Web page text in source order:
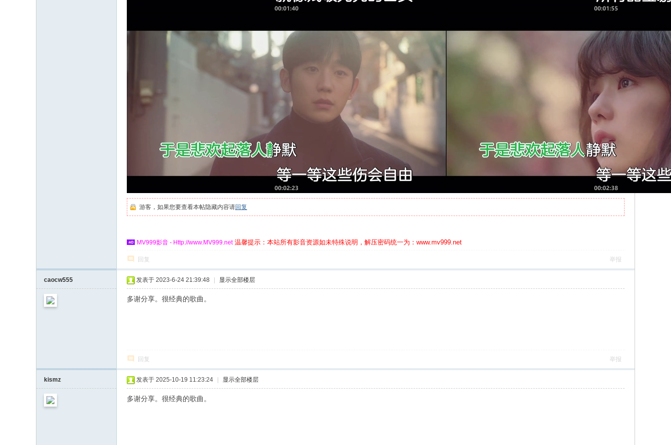
游客，如果您要查看本帖隐藏内容请回复
MV999影音 - Http://www.MV999.net温馨提示：本站所有影音资源如未特殊说明，解压密码统一为：www.mv999.net
回复 举报
caocw555 发表于 2023-6-24 21:39:48 显示全部楼层
多谢分享。很经典的歌曲。
回复 举报
kismz 发表于 2025-10-19 11:23:24 显示全部楼层
多谢分享。很经典的歌曲。